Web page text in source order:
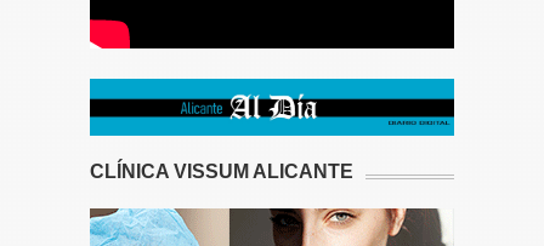
CLÍNICA VISSUM ALICANTE